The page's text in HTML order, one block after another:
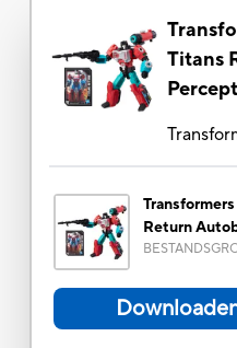
Titans
Return